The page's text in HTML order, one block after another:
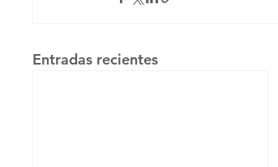
Entradas recientes